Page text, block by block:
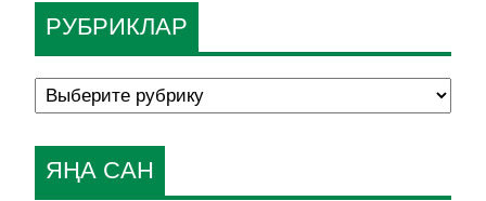
РУБРИКЛАР
ЯҢА САН